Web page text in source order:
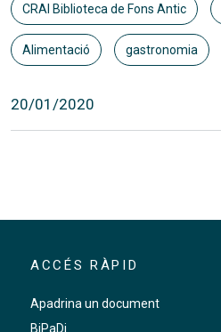
CRAI Biblioteca de Fons Antic
Alimentació gastronomia
20/01/2020
ACCÉS RÀPID
Apadrina un document
BiPaDi